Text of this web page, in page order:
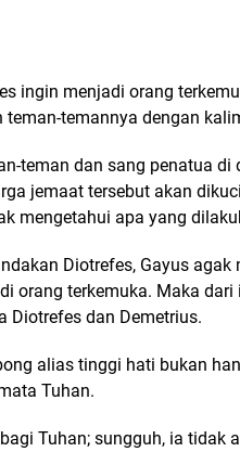
ingin menjadi orang
temannya dengan
teman dan sang penatua di
jemaat tersebut akan
mengetahui apa yang
Diotrefes, Gayus agak
orang terkemuka. Maka dari
Diotrefes dan Demetrius.
alias tinggi hati bukan
Tuhan.
Tuhan; sungguh, ia tidak